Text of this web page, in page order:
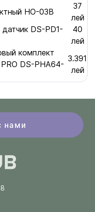
HO-03B
37
лей
DS-PD1-
40
лей
комплект
DS-PHA64-
3.391
лей
нами